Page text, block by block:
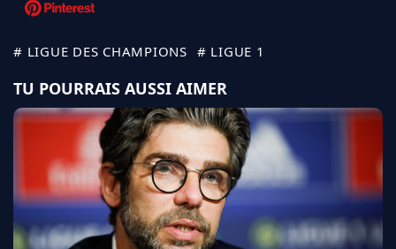
# LIGUE DES CHAMPIONS # LIGUE 1
TU POURRAIS AUSSI AIMER